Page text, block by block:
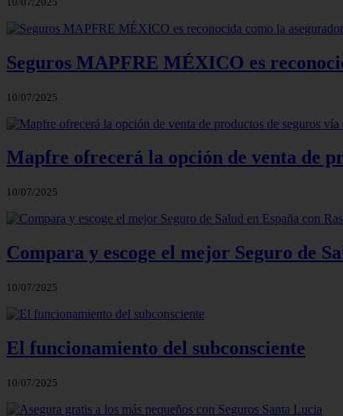
Seguros MAPFRE MÉXICO es
10/07/2025
Mapfre ofrecerá la opción de venta de
10/07/2025
Compara y escoge el mejor Seguro de
10/07/2025
El funcionamiento del subconsciente
10/07/2025